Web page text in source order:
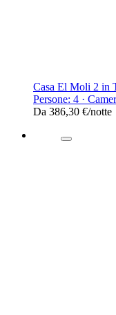
Casa El Moli 2 in
Persone: 4 ·
Da 386,30 €/notte